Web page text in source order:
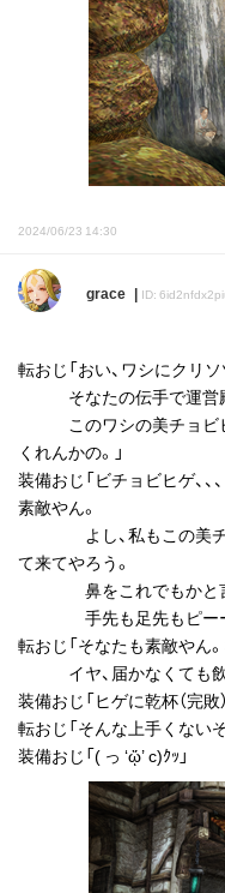
2024/06/23 14:30
grace ID:
転おじ「おい、ワシにクリ
そなたの伝手で運営殿
このワシの美チョビヒ
くれんかの。」
装備おじ「ビチョビヒゲ、、
素敵やん。
よし、私もこの美チョ
て来てやろう。
鼻をこれでもかと言
手先も足先もピーー
転おじ「そなたも素敵やん
イヤ、届かなくても飲
装備おじ「ヒゲに乾杯（完敗
転おじ「そんな上手くない
装備おじ「( っ ‘ᾥ’ c)ｸｯ」